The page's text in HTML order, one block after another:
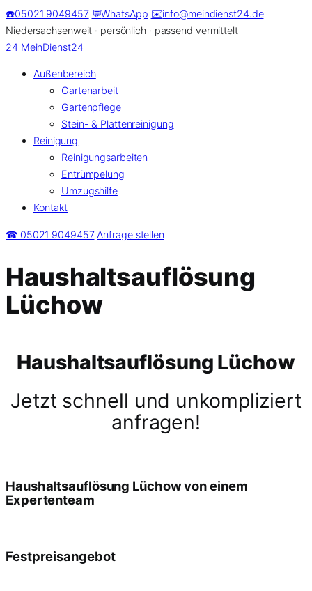
Zum
Inhalt
springen
☎️05021 9049457 💬WhatsApp ✉️info@meindienst24.de
Niedersachsenweit · persönlich · passend vermittelt
24 MeinDienst24
Außenbereich
Gartenarbeit
Gartenpflege
Stein- & Plattenreinigung
Reinigung
Reinigungsarbeiten
Entrümpelung
Umzugshilfe
Kontakt
☎ 05021 9049457 Anfrage stellen
Haushaltsauflösung
Lüchow
Haushaltsauflösung Lüchow
Jetzt schnell und unkompliziert
anfragen!
Haushaltsauflösung Lüchow von einem
Expertenteam
Festpreisangebot